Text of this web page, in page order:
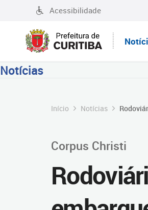
Acessibilidade
Notícias
Início Notícias
Corpus Christi